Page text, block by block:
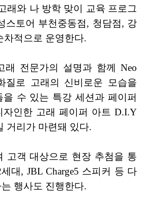
래와 나 방학 맞이 교육 프로그
스토어 부천중동점, 청담점, 강
차적으로 운영한다.
래 전문가의 설명과 함께 Neo
질로 고래의 신비로운 모습을
수 있는 특강 세션과 페이퍼
자인한 고래 페이퍼 아트 D.I.Y
거리가 마련돼 있다.
고객 대상으로 현장 추첨을 통
대, JBL Charge5 스피커 등 다
행사도 진행한다.